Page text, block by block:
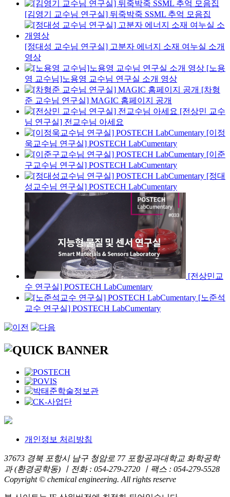
[김영기 교수님 연구실] 뒤죽박죽 SSML 추억 모음집
[정대성 교수님 연구실] 고분자 에너지 소재 여누실 소개
영상
[노용
영 교수님]노용영 교수님 연구실 소개 영상
[차형
준 교수님 연구실] MAGIC 홈페이지 공개
[전상민 교수
님 연구실] 전교수님 아세요
[이정
욱교수님 연구실] POSTECH LabCumentary
[이준
구교수님 연구실] POSTECH LabCumentary
[정대
성교수님 연구실] POSTECH LabCumentary
[전상민교
수 연구실] POSTECH LabCumentary
[노준석
교수 연구실] POSTECH LabCumentary
개인정보 처리방침
37673 경북 포항시 남구 청암로 77 포항공과대학교 화학공학
과 (환경공학동) ㅣ전화 : 054-279-2720 ㅣ팩스 : 054-279-5528
Copyright © chemical engineering. All rights reserve